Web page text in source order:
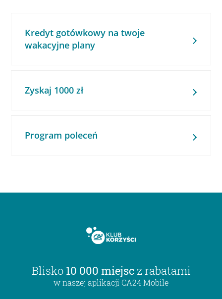
Kredyt gotówkowy na twoje
wakacyjne plany
Zyskaj 1000 zł
Program poleceń
Blisko 10 000 miejsc z rabatami
w naszej aplikacji CA24 Mobile